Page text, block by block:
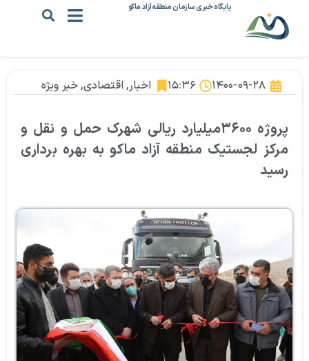
پایگاه خبری سازمان منطقه آزاد ماکو
۱۴۰۰-۰۹-۲۸ ۱۵:۳۶ اخبار, اقتصادی,خبر ویژه
پروژه ۳۶۰۰میلیارد ریالی شهرک حمل و نقل و
مرکز لجستیک منطقه آزاد ماکو به بهره برداری
رسید